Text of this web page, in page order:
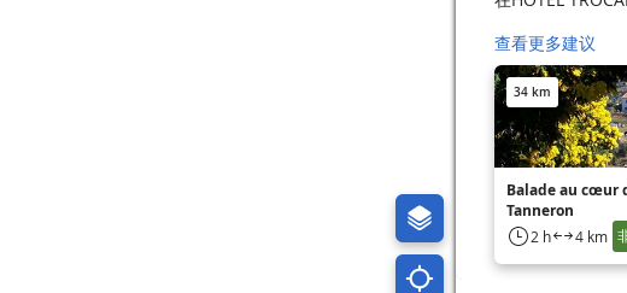
查看更多建议
34 km
Balade au cœur
Tanneron
2 h 4 km